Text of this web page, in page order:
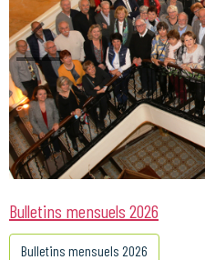
Bulletins mensuels 2026
Bulletins mensuels 2026